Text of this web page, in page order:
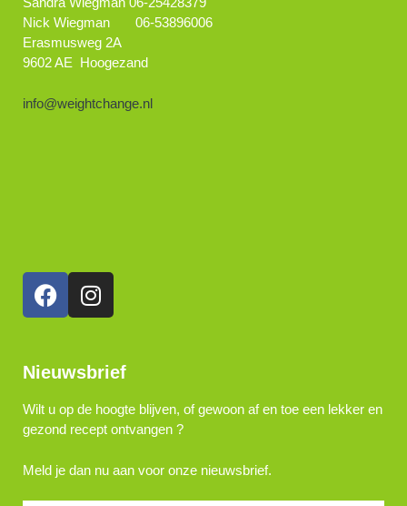
Nick Wiegman 06-53896006
Erasmusweg 2A
9602 AE Hoogezand
info@weightchange.nl
Nieuwsbrief
Wilt u op de hoogte blijven, of gewoon af en toe een lekker en
gezond recept ontvangen ?
Meld je dan nu aan voor onze nieuwsbrief.